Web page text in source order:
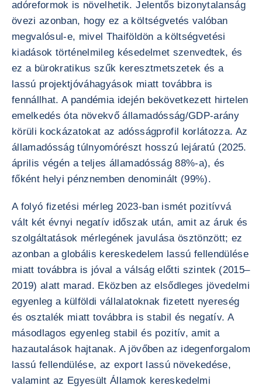
adóreformok is növelhetik. Jelentős bizonytalanság
övezi azonban, hogy ez a költségvetés valóban
megvalósul-e, mivel Thaiföldön a költségvetési
kiadások történelmileg késedelmet szenvedtek, és
ez a bürokratikus szűk keresztmetszetek és a
lassú projektjóváhagyások miatt továbbra is
fennállhat. A pandémia idején bekövetkezett hirtelen
emelkedés óta növekvő államadósság/GDP-arány
körüli kockázatokat az adósságprofil korlátozza. Az
államadósság túlnyomórészt hosszú lejáratú (2025.
április végén a teljes államadósság 88%-a), és
főként helyi pénznemben denominált (99%).
A folyó fizetési mérleg 2023-ban ismét pozitívvá
vált két évnyi negatív időszak után, amit az áruk és
szolgáltatások mérlegének javulása ösztönzött; ez
azonban a globális kereskedelem lassú fellendülése
miatt továbbra is jóval a válság előtti szintek (2015–
2019) alatt marad. Eközben az elsődleges jövedelmi
egyenleg a külföldi vállalatoknak fizetett nyereség
és osztalék miatt továbbra is stabil és negatív. A
másodlagos egyenleg stabil és pozitív, amit a
hazautalások hajtanak. A jövőben az idegenforgalom
lassú fellendülése, az export lassú növekedése,
valamint az Egyesült Államok kereskedelmi